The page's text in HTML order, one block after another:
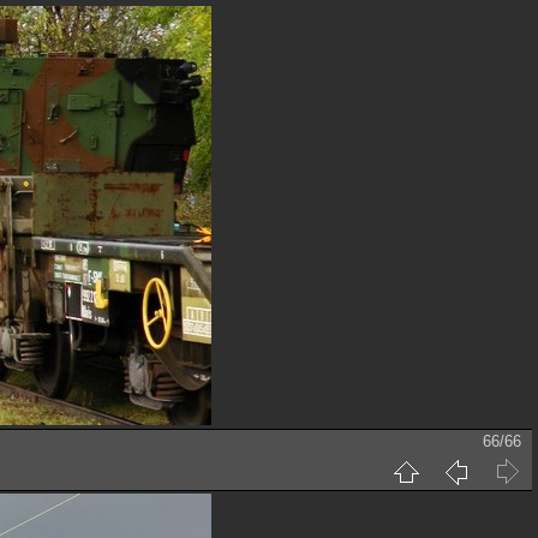
66/66